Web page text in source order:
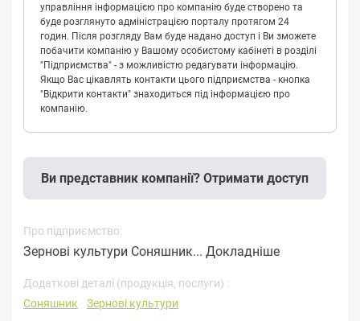
управління інформацією про компанію буде створено та
буде розглянуто адміністрацією порталу протягом 24
годин. Після розгляду Вам буде надано доступ і Ви зможете
побачити компанію у Вашому особистому кабінеті в розділі
"Підприємства" - з можливістю редагувати інформацію.
Якщо Вас цікавлять контакти цього підприємства - кнопка
"Відкрити контакти" знаходиться під інформацією про
компанію.
Ви представник компанії? Отримати доступ
Про підприємство:
Зернові культури Соняшник... Докладніше
Додаткові деталі (продукція, послуги) :
Соняшник
Зернові культури